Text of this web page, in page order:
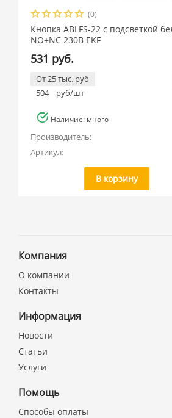
(0)
Кнопка ABLFS-22 с подсветкой
NO+NC 230В EKF
531 руб.
От 25 тыс. руб
504
руб/шт
Наличие: много
Производитель:
Артикул:
В корзину
Компания
О компании
Контакты
Информация
Новости
Статьи
Услуги
Помощь
Способы оплаты